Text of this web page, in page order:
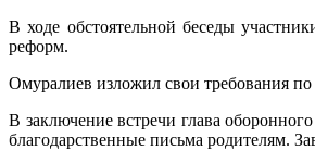
В ходе обстоятельной беседы
реформ.
Омуралиев изложил свои требования
В заключение встречи глава
благодарственные письма родителям.